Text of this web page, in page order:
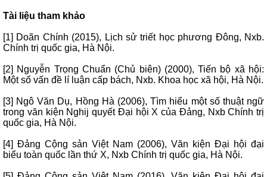
Tài liệu tham khảo
[1] Doãn Chính (2015), Lịch sử triết học phương Đông, Nxb.
Chính trị quốc gia, Hà Nội.
[2] Nguyễn Trọng Chuẩn (Chủ biên) (2000), Tiến bộ xã hội:
Một số vấn đề lí luận cấp bách, Nxb. Khoa học xã hội, Hà Nội.
[3] Ngô Văn Dụ, Hồng Hà (2006), Tìm hiểu một số thuật ngữ
trong văn kiện Nghij quyết Đại hội X của Đảng, Nxb Chính trị
quốc gia, Hà Nội.
[4] Đảng Cộng sản Việt Nam (2006), Văn kiện Đại hội đại
biểu toàn quốc lần thứ X, Nxb Chính trị quốc gia, Hà Nội.